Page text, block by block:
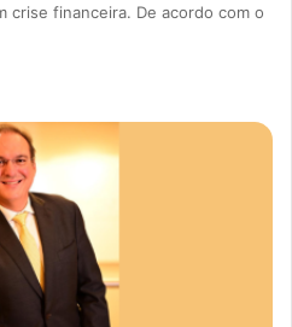
crise financeira. De acordo com o